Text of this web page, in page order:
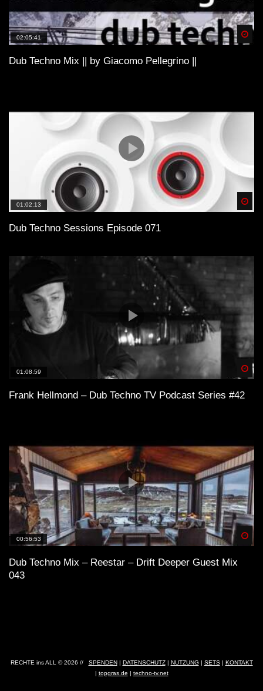
02:05:41
Dub Techno Mix || by Giacomo Pellegrino ||
01:02:13
Dub Techno Sessions Episode 071
01:08:59
Frank Hellmond – Dub Techno TV Podcast Series #42
00:56:53
Dub Techno Mix – Reestar – Drift Deeper Guest Mix
043
RECHTE ins ALL © 2026 // SPENDEN| DATENSCHUTZ| NUTZUNG | SETS| KONTAKT
| topgras.de | techno-tv.net